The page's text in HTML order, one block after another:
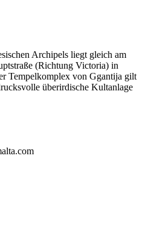
Archipels liegt gleich am
(Richtung Victoria) in
Tempelkomplex von Ggantija gilt
überirdische Kultanlage